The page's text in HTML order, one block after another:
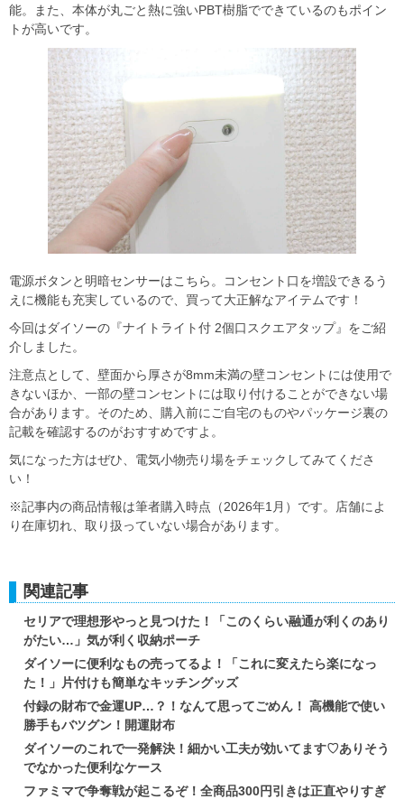
能。また、本体が丸ごと熱に強いPBT樹脂でできているのもポイン
トが高いです。
電源ボタンと明暗センサーはこちら。コンセント口を増設できるう
えに機能も充実しているので、買って大正解なアイテムです！
今回はダイソーの『ナイトライト付 2個口スクエアタップ』をご紹
介しました。
注意点として、壁面から厚さが8mm未満の壁コンセントには使用で
きないほか、一部の壁コンセントには取り付けることができない場
合があります。そのため、購入前にご自宅のものやパッケージ裏の
記載を確認するのがおすすめですよ。
気になった方はぜひ、電気小物売り場をチェックしてみてくださ
い！
※記事内の商品情報は筆者購入時点（2026年1月）です。店舗によ
り在庫切れ、取り扱っていない場合があります。
関連記事
セリアで理想形やっと見つけた！「このくらい融通が利くのあり
がたい…」気が利く収納ポーチ
ダイソーに便利なもの売ってるよ！「これに変えたら楽になっ
た！」片付けも簡単なキッチングッズ
付録の財布で金運UP…？！なんて思ってごめん！ 高機能で使い
勝手もバツグン！開運財布
ダイソーのこれで一発解決！細かい工夫が効いてます♡ありそう
でなかった便利なケース
ファミマで争奪戦が起こるぞ！全商品300円引きは正直やりすぎ